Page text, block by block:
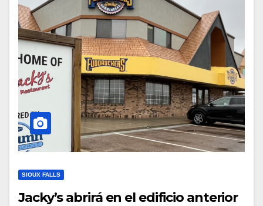
SIOUX FALLS
Jacky’s abrirá en el edificio anterior